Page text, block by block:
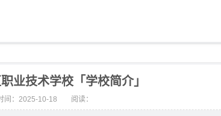
业技术学校「学校简介」
间：2025-10-18 阅读：